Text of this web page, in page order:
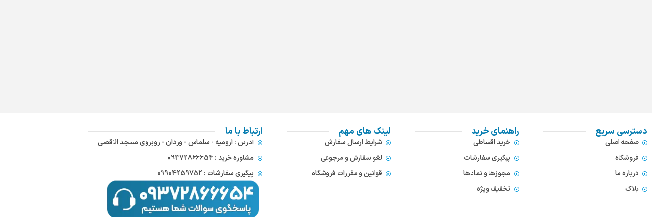
دسترسی سریع
صفحه اصلی
فروشگاه
درباره ما
بلاگ
راهنمای خرید
خرید اقساطی
پیگیری سفارشات
مجوزها و نمادها
تخفیف ویژه
لینک های مهم
شرایط ارسال سفارش
لغو سفارش و مرجوعی
قوانین و مقررات فروشگاه
ارتباط با ما
آدرس : ارومیه - سلماس - وردان - روبروی مسجد الاقصی
مشاوره خرید : 09372866654
پیگیری سفارشات : 09904259752